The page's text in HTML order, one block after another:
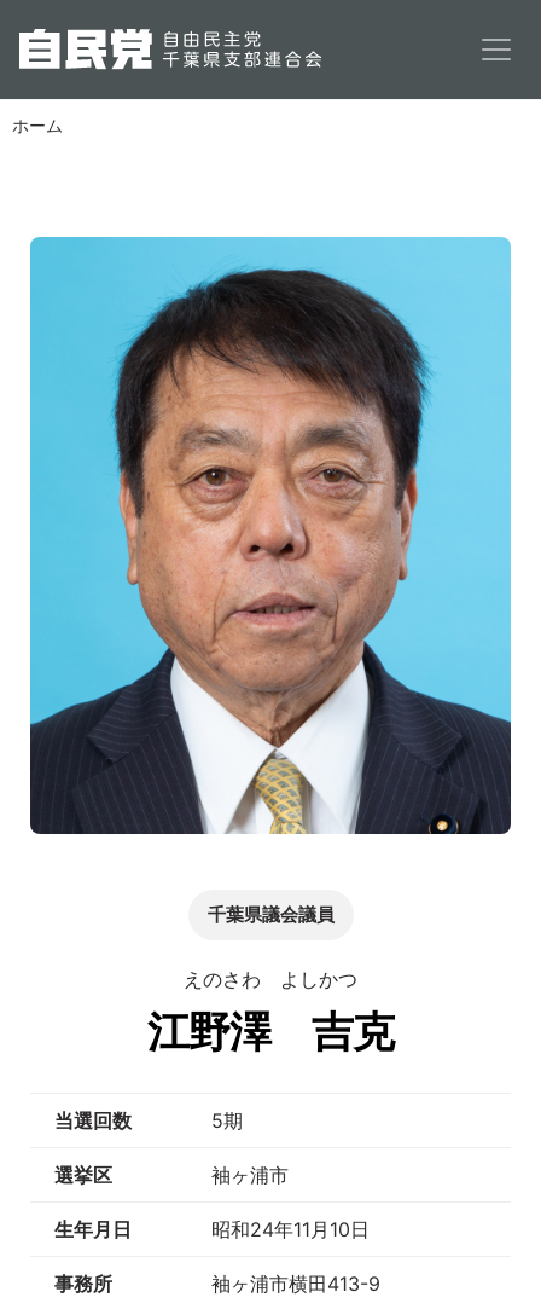
ホーム
千葉県議会議員
えのさわ よしかつ
江野澤 吉克
当選回数 5期
選挙区 袖ヶ浦市
生年月日 昭和24年11月10日
事務所 袖ヶ浦市横田413-9